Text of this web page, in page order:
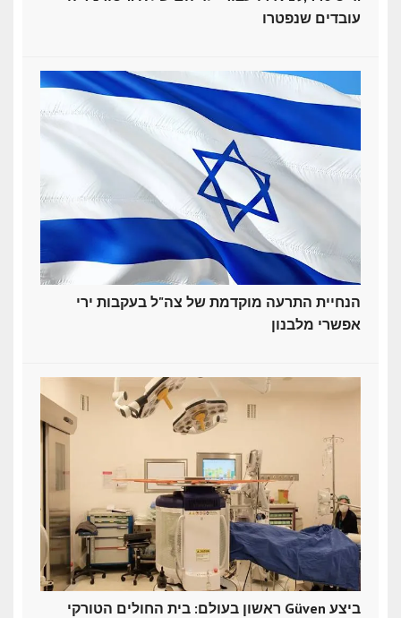
עובדים שנפטרו
הנחיית התרעה מוקדמת של צה"ל בעקבות ירי
אפשרי מלבנון
ראשון בעולם: בית החולים הטורקי Güven ביצע